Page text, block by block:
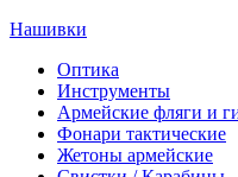
Нашивки
Оптика
Инструменты
Армейские фляги и
Фонари тактические
Жетоны армейские